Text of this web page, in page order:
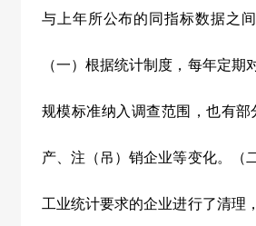
与上年所公布的同指标数据之
（一）根据统计制度，每年定
规模标准纳入调查范围，也有
产、注（吊）销企业等变化。（
工业统计要求的企业进行了清理